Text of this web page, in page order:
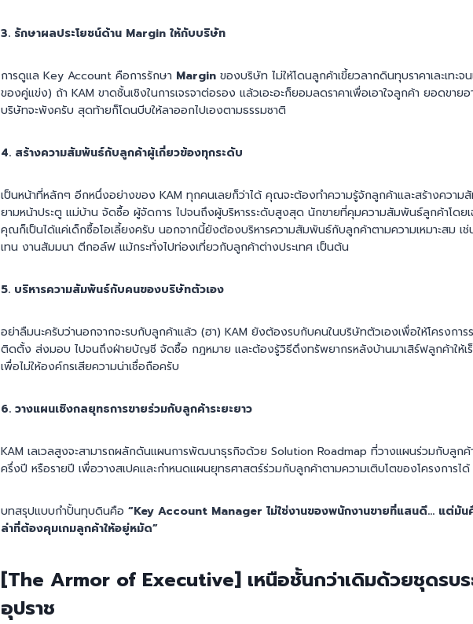
3. รักษาผลประโยชน์ด้าน Margin ให้กับบริษัท
การดูแล Key Account คือการรักษา Margin ของบริษัท ไม่ให้โดนลูกค้าเขี้ยวลากดินทุบราคาเละเทะจน
ของคู่แข่ง) ถ้า KAM ขาดชั้นเชิงในการเจรจาต่อรอง แล้วเอะอะก็ยอมลดราคาเพื่อเอาใจลูกค้า ยอดขาย
บริษัทจะพังครับ สุดท้ายก็โดนบีบให้ลาออกไปเองตามธรรมชาติ
4. สร้างความสัมพันธ์กับลูกค้าผู้เกี่ยวข้องทุกระดับ
เป็นหน้าที่หลักๆ อีกหนึ่งอย่างของ KAM ทุกคนเลยก็ว่าได้ คุณจะต้องทำความรู้จักลูกค้าและสร้างควา
ยามหน้าประตู แม่บ้าน จัดซื้อ ผู้จัดการ ไปจนถึงผู้บริหารระดับสูงสุด นักขายที่คุมความสัมพันธ์ลูกค้าโดยเ
คุณก็เป็นได้แค่เด็กซื้อโอเลี้ยงครับ นอกจากนี้ยังต้องบริหารความสัมพันธ์กับลูกค้าตามความเหมาะสม เช่
เทน งานสัมมนา ตีกอล์ฟ แม้กระทั่งไปท่องเที่ยวกับลูกค้าต่างประเทศ เป็นต้น
5. บริหารความสัมพันธ์กับคนของบริษัทตัวเอง
อย่าลืมนะครับว่านอกจากจะรบกับลูกค้าแล้ว (ฮา) KAM ยังต้องรบกับคนในบริษัทตัวเองเพื่อให้โครงการ
ติดตั้ง ส่งมอบ ไปจนถึงฝ่ายบัญชี จัดซื้อ กฎหมาย และต้องรู้วิธีดึงทรัพยากรหลังบ้านมาเสิร์ฟลูกค้าให้เ
เพื่อไม่ให้องค์กรเสียความน่าเชื่อถือครับ
6. วางแผนเชิงกลยุทธการขายร่วมกับลูกค้าระยะยาว
KAM เลเวลสูงจะสามารถผลักดันแผนการพัฒนาธุรกิจด้วย Solution Roadmap ที่วางแผนร่วมกับลูกค้
ครึ่งปี หรือรายปี เพื่อวางสเปคและกำหนดแผนยุทธศาสตร์ร่วมกับลูกค้าตามความเติบโตของโครงการได้
บทสรุปแบบกำปั้นทุบดินคือ “Key Account Manager ไม่ใช่งานของพนักงานขายที่แสนดี… แต่มั
ล่าที่ต้องคุมเกมลูกค้าให้อยู่หมัด”
[The Armor of Executive] เหนือชั้นกว่าเดิมด้วยชุดรบร
อุปราช